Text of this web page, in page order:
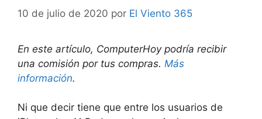
10 de julio de 2020 por El Viento 365
En este artículo, ComputerHoy podría recibir
una comisión por tus compras. Más
información.
Ni que decir tiene que entre los usuarios de